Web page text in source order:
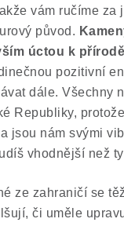
vám ručíme za
původ.
úctou k přírodě
pozitivní
dále. Všechny
Republiky,
jsou nám svými
vhodnější než
ze zahraničí se
či uměle